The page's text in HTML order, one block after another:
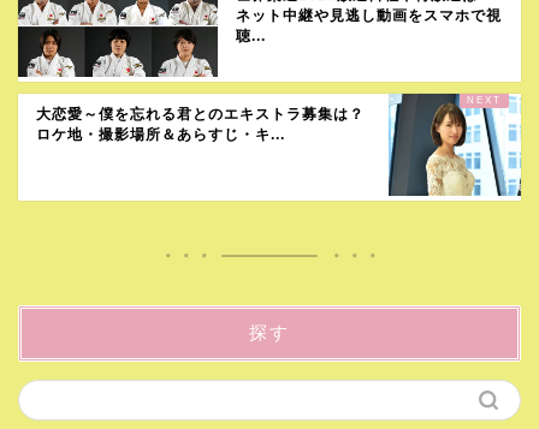
ネット中継や見逃し動画をスマホで視
聴...
大恋愛～僕を忘れる君とのエキストラ募集は？
ロケ地・撮影場所＆あらすじ・キ...
探す